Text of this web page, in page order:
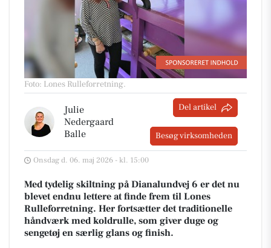
Foto: Lones Rulleforretning.
Julie
Nedergaard
Balle
Del artikel
Besøg virksomheden
Onsdag d. 06. maj 2026 - kl. 15:00
Med tydelig skiltning på Dianalundvej 6 er det nu
blevet endnu lettere at finde frem til Lones
Rulleforretning. Her fortsætter det traditionelle
håndværk med koldrulle, som giver duge og
sengetøj en særlig glans og finish.